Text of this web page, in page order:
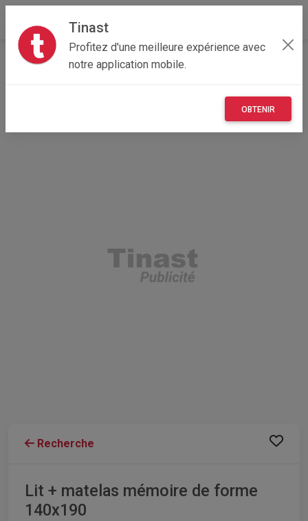
Tinast
Profitez d'une meilleure expérience avec
notre application mobile.
OBTENIR
Accueil Immobilier Occitanie
Recherche
Lit + matelas mémoire de forme
140x190